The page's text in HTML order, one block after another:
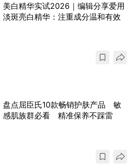
美白精华实试2026｜编辑分享爱用
淡斑亮白精华：注重成分温和有效
盘点屈臣氏10款畅销护肤产品 敏
感肌族群必看 精准保养不踩雷